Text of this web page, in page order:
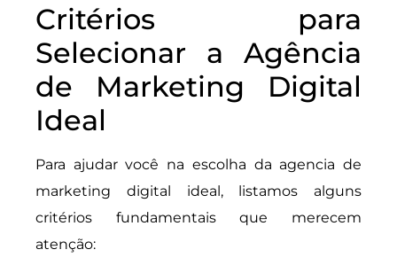
Critérios para
Selecionar a Agência
de Marketing Digital
Ideal
Para ajudar você na escolha da agencia de
marketing digital ideal, listamos alguns
critérios fundamentais que merecem
atenção: